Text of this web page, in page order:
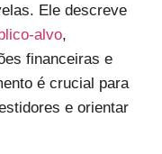
Ele descreve
alvo,
financeiras e
é crucial para
e orientar